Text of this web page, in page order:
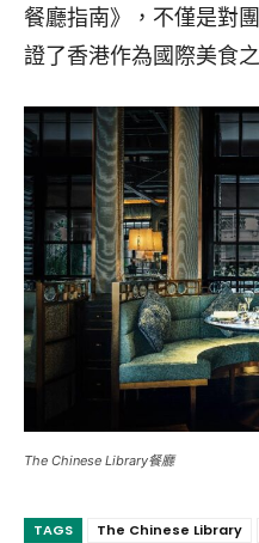
餐廳指南》，不僅是對
證了香港作為國際美食
The Chinese Library餐廳
TAGS The Chinese Library